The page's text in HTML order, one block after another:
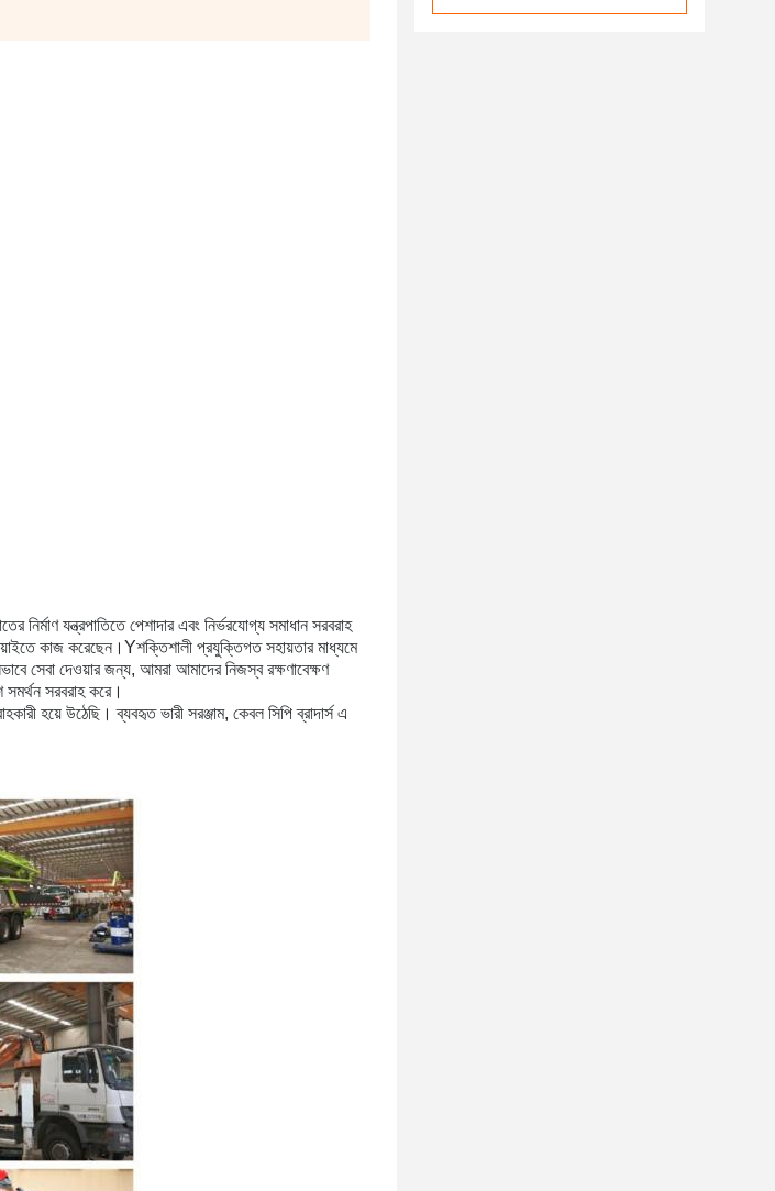
নির্মাণ যন্ত্রপাতিতে পেশাদার এবং নির্ভরযোগ্য সমাধান সরবরাহ
কাজ করেছেন। Yশক্তিশালী প্রযুক্তিগত সহায়তার মাধ্যমে
সেবা দেওয়ার জন্য, আমরা আমাদের নিজস্ব রক্ষণাবেক্ষণ
সমর্থন সরবরাহ করে।
হয়ে উঠেছি। ব্যবহৃত ভারী সরঞ্জাম, কেবল সিপি ব্রাদার্স এ